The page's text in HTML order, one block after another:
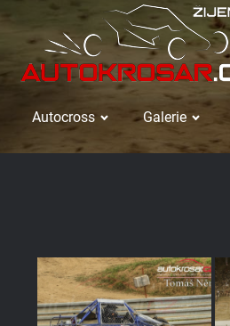
Autocross Galerie